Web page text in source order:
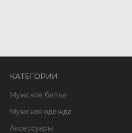
КАТЕГОРИИ
Мужское белье
Мужская одежда
Аксессуары